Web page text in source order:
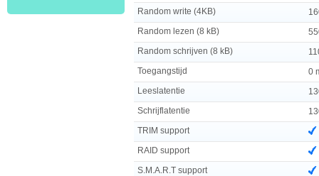
Random write (4KB)
Random lezen (8 kB)
Random schrijven (8 kB)
Toegangstijd
0
Leeslatentie
Schrijflatentie
TRIM support
RAID support
S.M.A.R.T support